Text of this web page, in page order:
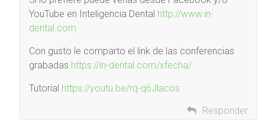
YouTube en Inteligencia Dental http://www.in-
dental.com
Con gusto le comparto el link de las conferencias
grabadas https://in-dental.com/xfecha/
Tutorial https://youtu.be/rq-q6Jlacos
Responder